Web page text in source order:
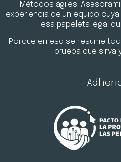
Métodos ágiles.
experiencia de un equipo
esa papeleta legal
Porque en eso se resume
prueba que sirva